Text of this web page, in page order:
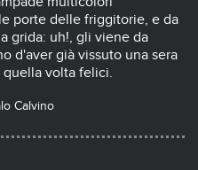
porte delle friggitorie, e da
grida: uh!, gli viene da
d'aver già vissuto una sera
volta felici.
Calvino